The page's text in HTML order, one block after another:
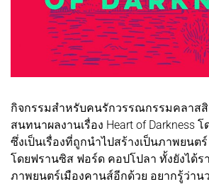
กิจกรรมสำหรับคนรักวรรณกรรมคลาส
สนทนาผลงานเรื่อง Heart of Darkness
ซึ่งเป็นเรื่องที่ถูกนำไปสร้างเป็นภาพยนตร์
โดยฟรานซิส ฟอร์ด คอปโปลา ทั้งยังได้ร
ภาพยนตร์เมืองคานส์อีกด้วย อยากรู้ว่าน